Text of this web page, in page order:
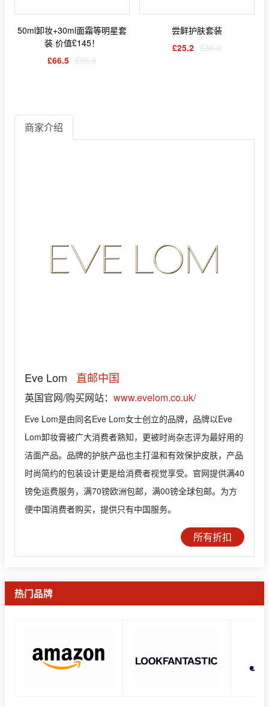
50ml卸妆+30ml面霜等明星套
装 价值£145！
£66.5 £95.0
尝鲜护肤套装
£25.2 £36.0
商家介绍
Eve Lom 直邮中国
英国官网/购买网站： www.evelom.co.uk/
Eve Lom是由同名Eve Lom女士创立的品牌，品牌以Eve
Lom卸妆膏被广大消费者熟知，更被时尚杂志评为最好用的
洁面产品。品牌的护肤产品也主打温和有效保护皮肤，产品
时尚简约的包装设计更是给消费者视觉享受。官网提供满40
镑免运费服务，满70镑欧洲包邮，满00镑全球包邮。为方
便中国消费者购买，提供只有中国服务。
所有折扣
热门品牌